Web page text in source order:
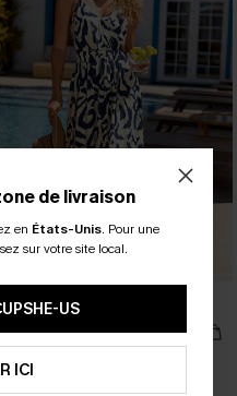
Robe midi imprimé abstrait fluide
31,00 €36,00 €
de livraison
en États-Unis. Pour une
sur votre site local.
US
ICI